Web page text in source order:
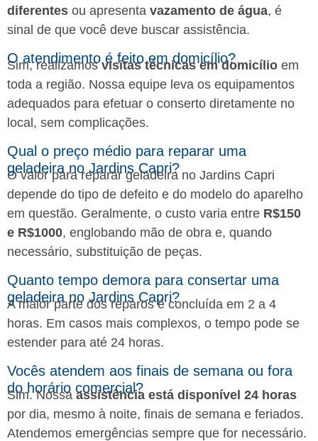
diferentes ou apresenta vazamento de água, é
sinal de que você deve buscar assistência.
O atendimento é feito em domicílio?
Sim, realizamosvisitas técnicas em domicílio em
toda a região. Nossa equipe leva os equipamentos
adequados para efetuar o conserto diretamente no
local, sem complicações.
Qual o preço médio para reparar uma
geladeira no Jardins Capri?
O valor para reparar geladeira no Jardins Capri
depende do tipo de defeito e do modelo do aparelho
em questão. Geralmente, o custo varia entre R$150
e R$1000, englobando mão de obra e, quando
necessário, substituição de peças.
Quanto tempo demora para consertar uma
geladeira no Jardins Capri?
A maior parte dos reparos é concluída em 2 a 4
horas. Em casos mais complexos, o tempo pode se
estender para até 24 horas.
Vocês atendem aos finais de semana ou fora
do horário comercial?
Sim. Nossaassistência está disponível 24 horas
por dia, mesmo à noite, finais de semana e feriados.
Atendemos emergências sempre que for necessário.